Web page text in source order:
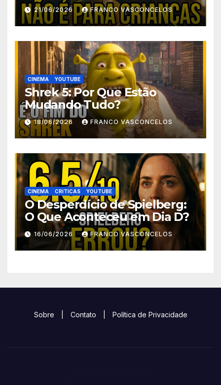
21/06/2026 FRANCO VASCONCELOS
CINEMA YOUTUBE
Shrek 5: Por Que Estão
Mudando Tudo?
18/06/2026 FRANCO VASCONCELOS
CINEMA CRITICAS YOUTUBE
O Desperdício de Spielberg:
O Que Aconteceu em Dia D?
16/06/2026 FRANCO VASCONCELOS
Sobre Contato Política de Privacidade